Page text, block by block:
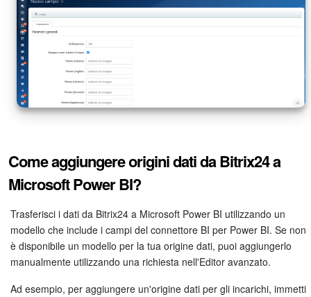
Come aggiungere origini dati da Bitrix24 a
Microsoft Power BI?
Trasferisci i dati da Bitrix24 a Microsoft Power BI utilizzando un
modello che include i campi del connettore BI per Power BI. Se non
è disponibile un modello per la tua origine dati, puoi aggiungerlo
manualmente utilizzando una richiesta nell'Editor avanzato.
Ad esempio, per aggiungere un'origine dati per gli incarichi, immetti